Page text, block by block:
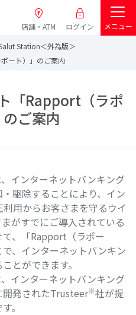
店舗・ATM ログイン
メニュー
Station＜外為版＞
ート）」のご案内
「Rapport（ラポ
ご案内
インターネットバンキング
駆除することにより、イン
用からお客さまを守るウイ
がすでにご導入されている
、「Rapport（ラポー
、インターネットバンキン
とができます。
インターネットバンキング
開発されたTrusteer※社が提
。